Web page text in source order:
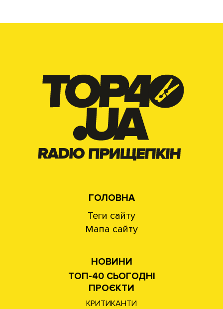
ГОЛОВНА
Теги сайту
Мапа сайту
НОВИНИ
ТОП-40 СЬОГОДНІ
ПРОЄКТИ
КРИТИКАНТИ